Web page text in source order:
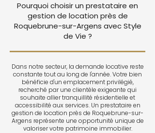
Pourquoi choisir un prestataire en
gestion de location près de
Roquebrune-sur-Argens avec Style
de Vie ?
Dans notre secteur, la demande locative reste
constante tout au long de l'année. Votre bien
bénéficie d'un emplacement privilégié,
recherché par une clientèle exigeante qui
souhaite allier tranquillité résidentielle et
accessibilité aux services. Un prestataire en
gestion de location près de Roquebrune-sur-
Argens représente une opportunité unique de
valoriser votre patrimoine immobilier.